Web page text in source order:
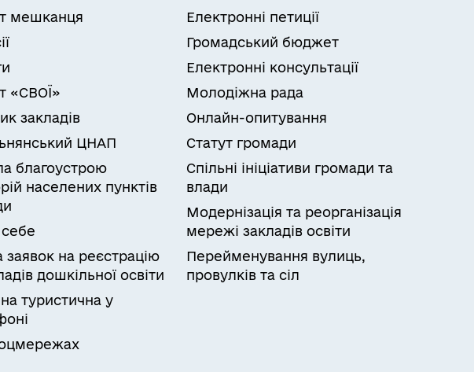
мешканця
«СВОЇ»
закладів
ЦНАП
благоустрою
населених пунктів
заявок на реєстрацію
дошкільної освіти
туристична у
Електронні петиції
Громадський бюджет
Електронні консультації
Молодіжна рада
Онлайн-опитування
Статут громади
Спільні ініціативи громади та
влади
Модернізація та реорганізація
мережі закладів освіти
Перейменування вулиць,
провулків та сіл